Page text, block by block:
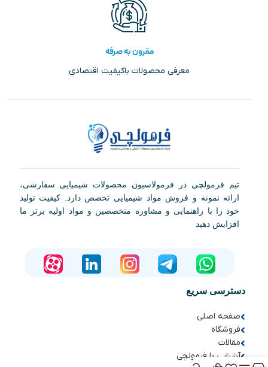
مقرون به صرفه
معرفی محصولات باکیفیت اقتصادی
تیم فرمولچی در فرمولاسیون محصولات شیمیایی سفارشی،
ارائه نمونه و فروش مواد شیمیایی تخصص دارد. کیفیت تولید
خود را با راهنمایی و مشاوره متخصصین و مواد اولیه برتر ما
افزایش دهید
دسترسی سریع
صفحه اصلی
فروشگاه
مقالات
آشنایی با فرمولچی